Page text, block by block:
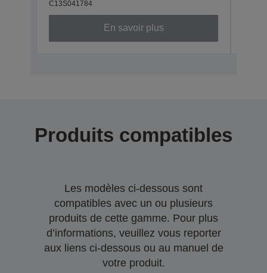
C13S041784
En savoir plus
Produits compatibles
Les modèles ci-dessous sont
compatibles avec un ou plusieurs
produits de cette gamme. Pour plus
d’informations, veuillez vous reporter
aux liens ci-dessous ou au manuel de
votre produit.